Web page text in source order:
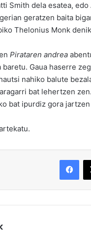
Smith dela esatea,
geratzen baita
Thelonius Monk
Pirataren andrea
baretu. Gaua haserre
nahiko balute
bat lehertzen
bat ipurdiz gora